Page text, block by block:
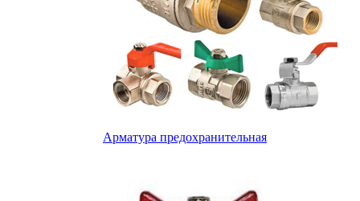
Арматура предохранительная